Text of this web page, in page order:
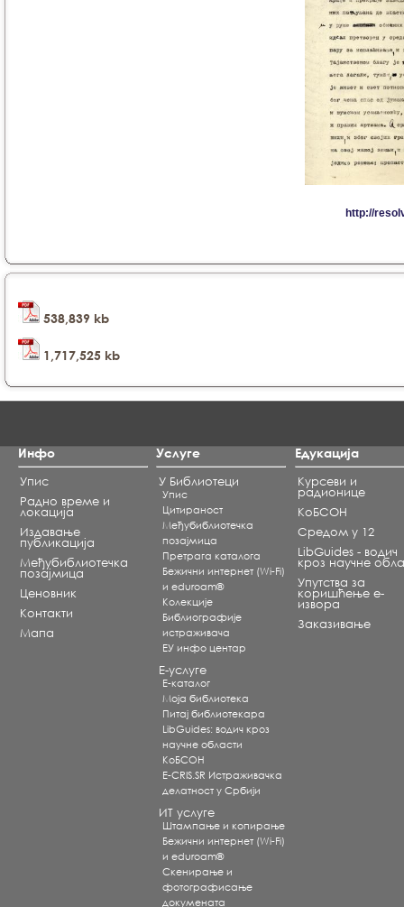
538,839 kb
1,717,525 kb
Инфо
Упис
Радно време и
локација
Издавање
публикација
Међубиблиотечка
позајмица
Ценовник
Контакти
Мапа
Услуге
У Библиотеци
Упис
Цитираност
Међубиблиотечка
позајмица
Претрага каталога
Бежични интернет (Wi-Fi)
и eduroam®
Koлекције
Библиографије
истраживача
ЕУ инфо центар
Е-услуге
Е-каталог
Моја библиотека
Питај библиотекара
LibGuides: водич кроз
научне области
КоБСОН
E-CRIS.SR Истраживачка
делатност у Србији
ИТ услуге
Штампање и копирање
Бежични интернет (Wi-Fi)
и eduroam®
Скенирање и
фотографисање
докумената
Едукација
Курсеви и
радионице
КоБСОН
Средом у 12
LibGuides - водич
кроз научне
Упутства за
коришћење е-
извора
Заказивање